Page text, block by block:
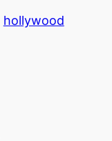
hollywood